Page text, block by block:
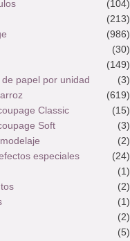
(104)
(213)
(986)
(30)
(149)
de papel por unidad
(3)
(619)
Classic
(15)
Soft
(3)
(2)
especiales
(24)
(1)
(2)
(1)
(2)
(5)